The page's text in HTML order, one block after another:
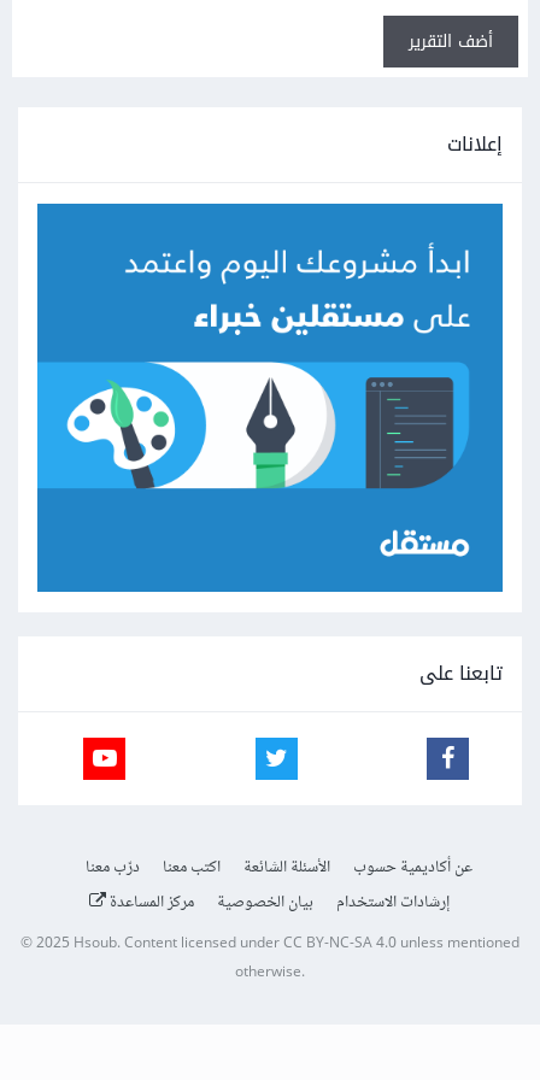
أضف التقرير
إعلانات
تابعنا على
عن أكاديمية حسوب الأسئلة الشائعة اكتب معنا
درّب معنا
إرشادات الاستخدام
بيان الخصوصية مركز المساعدة
© 2025 Hsoub.Content licensed underCC BY-NC-SA 4.0unless mentioned
otherwise.